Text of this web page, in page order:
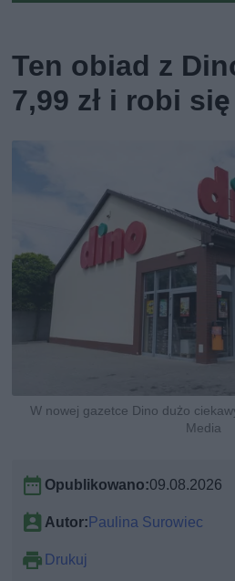
Ten obiad z
7,99 zł i robi
W nowej gazetce Dino dużo
Media
Opublikowano:09.08.2026
Autor: Paulina Surowiec
Drukuj